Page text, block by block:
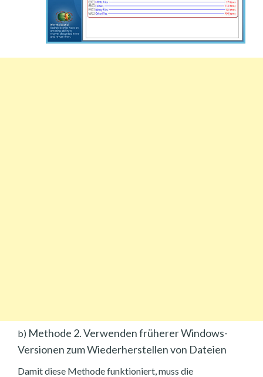
b) Methode 2. Verwenden früherer Windows-
Versionen zum Wiederherstellen von Dateien
Damit diese Methode funktioniert, muss die